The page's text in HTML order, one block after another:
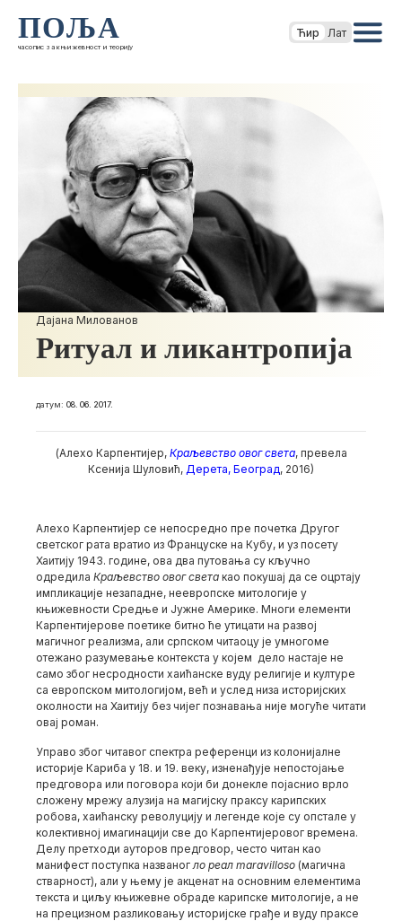
ПОЉА
часопис за књижевност и теорију
Ћир Лат
Дајана Милованов
Ритуал и ликантропија
датум: 08. 06. 2017.
(Алехо Карпентијер, Краљевство овог света, превела
Ксенија Шуловић, Дерета, Београд, 2016)
Алехо Карпентијер се непосредно пре почетка Другог
светског рата вратио из Француске на Кубу, и уз посету
Хаитију 1943. године, ова два путовања су кључно
одредила Краљевство овог света као покушај да се оцртају
импликације незападне, неевропске митологије у
књижевности Средње и Јужне Америке. Многи елементи
Карпентијерове поетике битно ће утицати на развој
магичног реализма, али српском читаоцу је умногоме
отежано разумевање контекста у којем дело настаје не
само због несродности хаићанске вуду религије и културе
са европском митологијом, већ и услед низа историјских
околности на Хаитију без чијег познавања није могуће читати
овај роман.
Управо због читавог спектра референци из колонијалне
историје Кариба у 18. и 19. веку, изненађује непостојање
предговора или поговора који би донекле појаснио врло
сложену мрежу алузија на магијску праксу карипских
робова, хаићанску револуцију и легенде које су опстале у
колективној имагинацији све до Карпентијеровог времена.
Делу претходи ауторов предговор, често читан као
манифест поступка названогло реал maravilloso (магична
стварност), али у њему је акценат на основним елементима
текста и циљу књижевне обраде карипске митологије, а не
на прецизном разликовању историјске грађе и вуду праксе